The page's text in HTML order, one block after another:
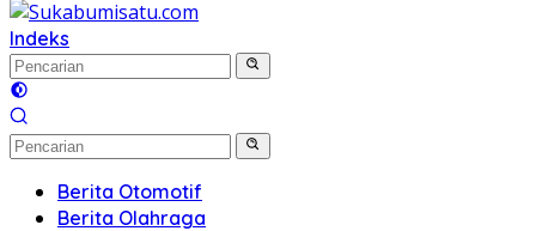
Indeks
Berita Otomotif
Berita Olahraga